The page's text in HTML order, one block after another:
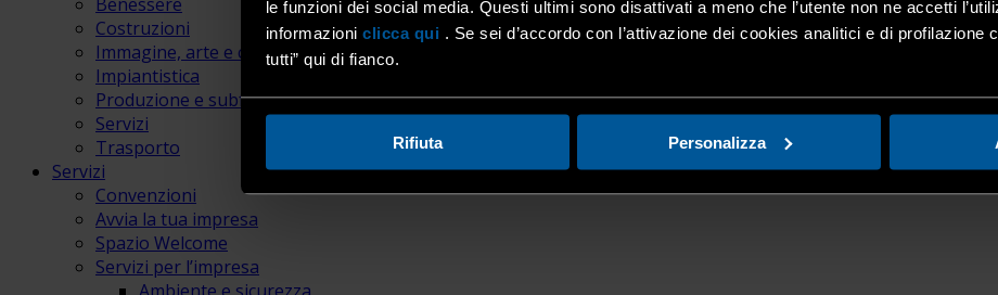
le funzioni dei social media. Questi ultimi sono disattivati a meno che l’utente non ne accetti
informazioni clicca qui . Se sei d’accordo con l’attivazione dei cookies analitici e di profilazione
tutti” qui di fianco.
Rifiuta Personalizza
Costruzioni
Immagine, arte e comunicazione
Impiantistica
Produzione e subfornitura
Servizi
Trasporto
Servizi
Convenzioni
Avvia la tua impresa
Spazio Welcome
Servizi per l’impresa